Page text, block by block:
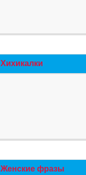
Хихикалки
Женские фразы